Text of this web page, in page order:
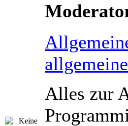
Alles zur